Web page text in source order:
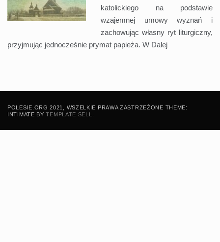
katolickiego na podstawie
wzajemnej umowy wyznań i
zachowując własny ryt liturgiczny,
przyjmując jednocześnie prymat papieża. W Dalej
POLESIE.ORG 2021, WSZELKIE PRAWA ZASTRZEŻONE THEME:
INTIMATE BYTEMPLATE SELL